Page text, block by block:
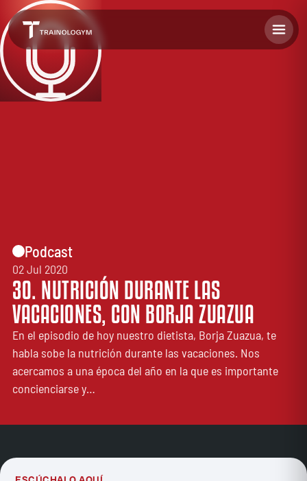
Podcast
02 Jul 2020
30. NUTRICIÓN DURANTE LAS
VACACIONES, CON BORJA ZUAZUA
En el episodio de hoy nuestro dietista, Borja Zuazua, te
habla sobe la nutrición durante las vacaciones. Nos
acercamos a una época del año en la que es importante
concienciarse y…